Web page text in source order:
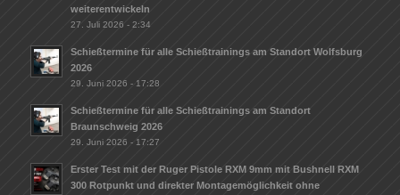
weiterentwickeln
27. Juli 2026 - 2:34
Schießtermine für alle Schießtrainings am Standort Wolfsburg
2026
29. Juni 2026 - 17:28
Schießtermine für alle Schießtrainings am Standort
Braunschweig 2026
29. Juni 2026 - 17:27
Erster Test mit der Ruger Pistole RXM 9mm mit Bushnell RXM
300 Rotpunkt und direkter Montagemöglichkeit ohne